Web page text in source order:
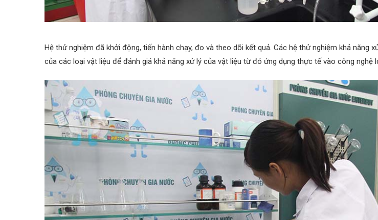
Hệ thử nghiệm đã khởi động, tiến hành chạy, đo và theo dõi kết quả. Các hệ thử nghiệm khả năng
của các loại vật liệu để đánh giá khả năng xử lý của vật liệu từ đó ứng dụng thực tế vào công nghệ